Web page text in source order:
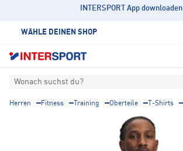
INTERSPORT App downloaden
WÄHLE DEINEN SHOP
Wonach suchst du?
Herren Fitness Training Oberteile T-Shirts